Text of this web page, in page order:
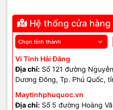
Hệ thống cửa hàng
Vi Tính Hải Đăng
Địa chỉ: Số 121 đường
Dương Đông, Tp. Phú Quốc,
Maytinhphuquoc.vn
Địa chỉ: Số 5 đường Hoàng